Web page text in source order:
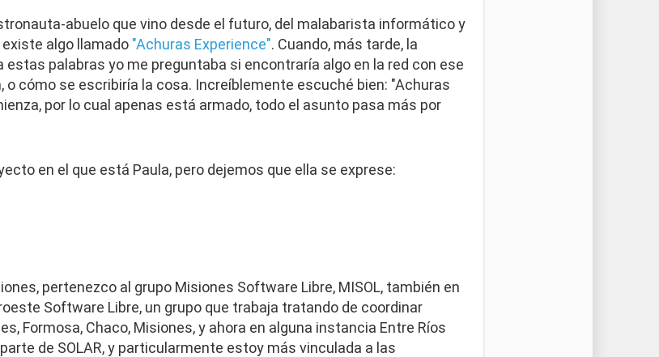
abuelo que vino desde el futuro, del malabarista informático y
algo llamado "Achuras Experience". Cuando, más tarde, la
estas palabras yo me preguntaba si encontraría algo en la red con ese
o cómo se escribiría la cosa. Increíblemente escuché bien: "Achuras
por lo cual apenas está armado, todo el asunto pasa más por
en el que está Paula, pero dejemos que ella se exprese:
pertenezco al grupo Misiones Software Libre, MISOL, también en
Software Libre, un grupo que trabaja tratando de coordinar
Formosa, Chaco, Misiones, y ahora en alguna instancia Entre Ríos
de SOLAR, y particularmente estoy más vinculada a las